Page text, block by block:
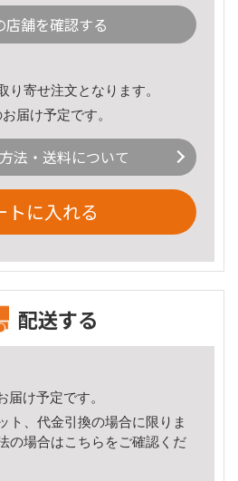
店舗を確認する
り寄せ注文となります。
届け予定です。
法・送料について
トに入れる
配送する
届け予定です。
ト、代金引換の場合に限りま
の場合はこちら をご確認くだ